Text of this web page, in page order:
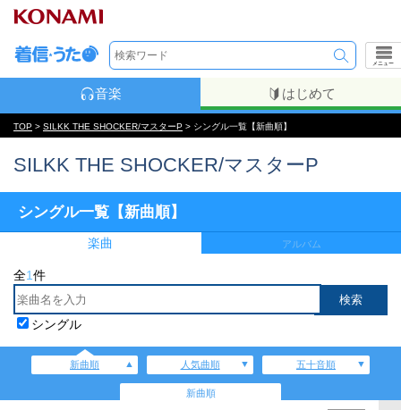
メニュー
音楽 はじめて
TOP > SILKK THE SHOCKER/マスターP > シングル一覧【新曲順】
SILKK THE SHOCKER/マスターP
シングル一覧【新曲順】
楽曲 アルバム
全1件
シングル
新曲順 人気曲順 五十音順
新曲順